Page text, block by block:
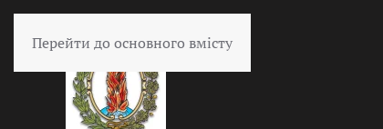
Перейти до основного вмісту